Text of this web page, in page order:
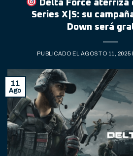
Delta Force aterriza
Series X|S: su
Down será
PUBLICADO EL AGOSTO 11, 2025
11
Ago